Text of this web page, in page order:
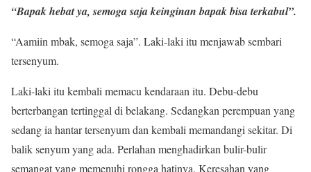
“Bapak hebat ya, semoga saja keinginan bapak bisa terkabul”.
“Aamiin mbak, semoga saja”. Laki-laki itu menjawab sembari
tersenyum.
Laki-laki itu kembali memacu kendaraan itu. Debu-debu
berterbangan tertinggal di belakang. Sedangkan perempuan yang
sedang ia hantar tersenyum dan kembali memandangi sekitar. Di
balik senyum yang ada. Perlahan menghadirkan bulir-bulir
semangat yang memenuhi rongga hatinya. Keresahan yang